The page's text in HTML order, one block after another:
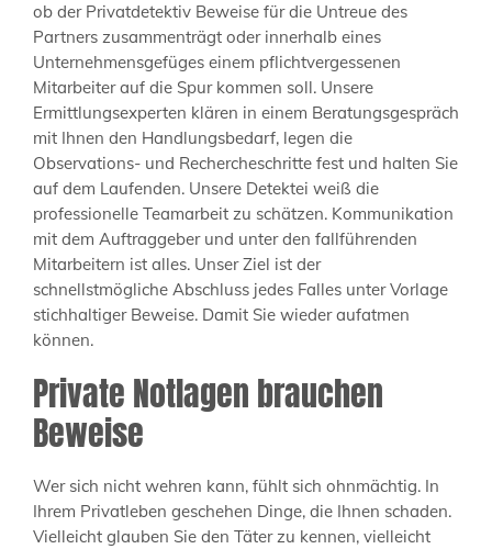
ob der Privatdetektiv Beweise für die Untreue des
Partners zusammenträgt oder innerhalb eines
Unternehmensgefüges einem pflichtvergessenen
Mitarbeiter auf die Spur kommen soll. Unsere
Ermittlungsexperten klären in einem Beratungsgespräch
mit Ihnen den Handlungsbedarf, legen die
Observations- und Rechercheschritte fest und halten Sie
auf dem Laufenden. Unsere Detektei weiß die
professionelle Teamarbeit zu schätzen. Kommunikation
mit dem Auftraggeber und unter den fallführenden
Mitarbeitern ist alles. Unser Ziel ist der
schnellstmögliche Abschluss jedes Falles unter Vorlage
stichhaltiger Beweise. Damit Sie wieder aufatmen
können.
Private Notlagen brauchen
Beweise
Wer sich nicht wehren kann, fühlt sich ohnmächtig. In
Ihrem Privatleben geschehen Dinge, die Ihnen schaden.
Vielleicht glauben Sie den Täter zu kennen, vielleicht